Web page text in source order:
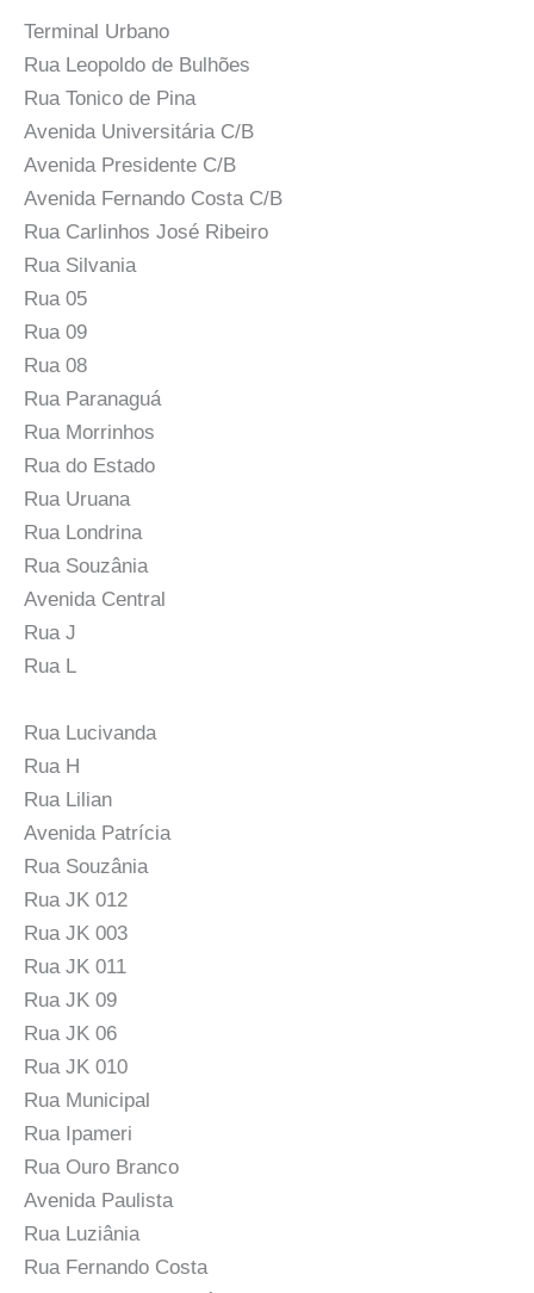
Terminal Urbano
Rua Leopoldo de Bulhões
Rua Tonico de Pina
Avenida Universitária C/B
Avenida Presidente C/B
Avenida Fernando Costa C/B
Rua Carlinhos José Ribeiro
Rua Silvania
Rua 05
Rua 09
Rua 08
Rua Paranaguá
Rua Morrinhos
Rua do Estado
Rua Uruana
Rua Londrina
Rua Souzânia
Avenida Central
Rua J
Rua L
Rua Lucivanda
Rua H
Rua Lilian
Avenida Patrícia
Rua Souzânia
Rua JK 012
Rua JK 003
Rua JK 011
Rua JK 09
Rua JK 06
Rua JK 010
Rua Municipal
Rua Ipameri
Rua Ouro Branco
Avenida Paulista
Rua Luziânia
Rua Fernando Costa